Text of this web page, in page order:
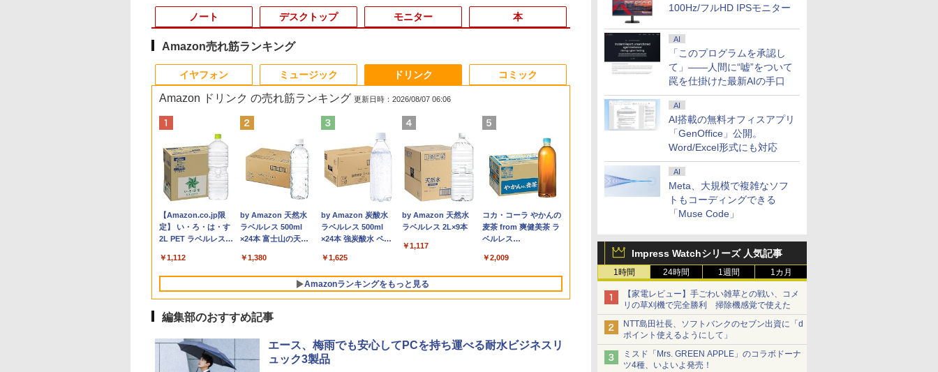
100Hz/フルHD IPSモニター
AI
「このプログラムを承認し
て」――人間に“嘘”をついて
罠を仕掛けた最新AIの手口
AI
AI搭載の無料オフィスアプリ
「GenOffice」公開。
Word/Excel形式にも対応
AI
Meta、大規模で複雑なソフ
トもコーディングできる
「Muse Code」
Impress Watchシリーズ 人気記事
1時間 24時間 1週間 1カ月
【家電レビュー】手ごわい雑草との戦い、コメ
リの草刈機で完全勝利 掃除機感覚で使えた
NTT島田社長、ソフトバンクのセブン出資に「d
ポイント使えるようにして」
ミスド「Mrs. GREEN APPLE」のコラボドーナ
ツ4種、いよいよ発売！
ノート
1
価格重視訳あり ノー
トパソコン Office付き
店長おまかせ 東芝 富
士通 NEC DELL HP等
Celeron 初めてパソコ
ンを使う方や初心者向
け メモリ4GB
HDD320GBまたは
SSD128GB
き ノートPC 1ヶ月保
ノートパソコン【中
2
【エントリーでポイン
ト10倍】 【Dランク
訳あり】中古 ノートパ
ThinkPad X390 第8世
代 Core i5 8265U メモ
リ8GB SSD 256GB
PCIe Win11 Pro 13.3
インチ フルHD WWAN
認証 顔認証 レノボ
3
DELL Latitude 5590
Core i5 8250U
1.6GHz/8GB/256GB(SSD)/15.6W/FWXGA(1366x768)/Win11
画面シミあり【中古】
DELL Latitude 3500
Core i5 8265U
1.6GHz/8GB/256GB(SSD)/15.6W/FWXGA(1366x768)/Win11
画面キズあり【中古】
￥16,500
5
HP / ノートPC / HP
ENVY x360
Convertible 15-
cp0xxx / AMD Ryzen
ド Advanced Micro
Devices, Inc.
[AMD/ATI] Raven
Ridge [Radeon Vega
メモリ 8GB【中古
良品 フルHD 15.6インチ HP ProBook 450 G9 /
Windows11/ 10コア 卓越性能 第12世代Core i5-1235u/ メ
モリー[16GB 8GB]選択可 爆速NVMe式SSD[ 256GB
512GB ]選択可/ カメラ/ 無線Wi-Fi6/ Office付き/
Win11【中古ノートパソコン 中古パソコン 中古PC】税込
7
マイクロソフト 【8/19(水)まで】特別モデル
スバスター スタンダード【3年版】 プラチナ
デスクトップ
1
ポイント10倍 中古パソ
コン デスクトップパソ
コン Windows
11【Office付】
【Windows 11 Pro
64Bit搭載】DELL
Optiplexシリーズ
Core i5搭載/4G/新品
SSD 120GB/DVD-
2
【エントリーでポイン
ト100％還元のチャン
ス】GMKtec ミニpc
G3 Pro Intel Core i3
10110U 16GB DDR4
64GBまで増設 512GB
SSD M.2 2242 最大8TB
Windows11 Pro mini
pc 4.1GHz WIFI6
応 ミニパソコン 2画面
高性能 みにpc nucbox
PC
3
[VETESA正規販売店]
デスクトップパソコン
PC 一体型 新品
Windows11 27型 Core
i7 第4世代 Office付き
メモリ16GB
SSD512GB 初期設定済
ホワイト ブラック
GMKtec GMK-K8
PLUS-32/1T-
W11Pro(8845HS)
￥124,800
5
デスクトップPC
Ryzen7 5700G メモリ
16GB SSD1TB B550
グラボなし
モニター
1
【P最大31.5%還元！】
Minifire モニター24インチ
IPS 内蔵スピーカーディスプ
レイ100Hz FHD 1080P VGA
ブルーライト軽減 フリッカ
ーフリー VESA対応 フレー
ムレス HDMI1.4／DP／VGA
コントラスト1000:1 チルト
調節可 ビジネス用 【送料無
2
ゲーミングモニター モニタ
ー 24.5インチ 24インチ
180Hz 180hz FHD フリッカ
ーレス 24.5型 FullHD ブルー
ライトカット ノングレア
HDMI Adaptive-Sync ブラッ
ク MAXZEN MGM25IC03 マ
クスゼン
DELL デル デル プロ 23.8 モ
ニター -
E2425HSM(E2425HSM)
￥14,478
4
16インチ モバイル ディスプ
レイ モニター 収納ケース付
2.5K 2560×1600 16:10
WQXGA 非光沢IPSパネル
100%sRGB広色域 HDR
FreeSync 自立無段階スタン
ド VESA対応 給電 映像伝送
超薄型 軽量725g スピーカー
内蔵 Type-C単一接続 パスス
￥20,940
【P最大31.5%還元！】
Minifire モニター24インチ
IPS 内蔵スピーカーディスプ
レイ100Hz FHD 1080P VGA
調節可 ビジネス用 【送料無
料】pcモニター (ケーブル
ゲーミングモニター モニタ
ー 24.5インチ 24インチ
180Hz 180hz FHD フリッカ
ーレス 24.5型 FullHD ブルー
ライトカット ノングレア
HDMI Adaptive-Sync ブラッ
￥11,980
3
DELL デル デル プロ 23.8 モ
E2425HSM(E2425HSM)
本
1
Aランクパーティを離
脱した俺は、元教え子
たちと迷宮深部を目指
す。（13） 【電子書
籍】[ ユーリ ]
2
異世界ウォーキング
（14） 【電子書籍】[
あるくひと ]
3
【漫画全巻セット】
【中古】遊戯王［文庫
版］ ＜1〜22巻完結＞
【中古】DRAGON
BALL（ドラゴンボー
ル） （完全版） 全34
巻完結（ジャンプコミ
ックスデラックス）
（コミック） 全巻セッ
ト
￥9,653
5
[9月上旬より発送予定]
[新品]ちいかわ なんか
小さくてかわいいやつ
(1-8巻 最新刊) 全巻セ
【全巻】 転生したらス
ライムだった件 異聞 ～
魔国暮らしのトリニテ
ィ～ 1-14巻セット （シ
乙女ゲー世界はモブに
厳しい世界です【共和
国編】 02 【電子書
籍】[ 三嶋 与夢 ]
￥924
8
異世界居酒屋「のぶ」
川 夏哉 ]
￥924
Amazon売れ筋ランキング
イヤフォン
Anker Soundcore
P40i オフホワイト
Anker Soundcore
P31i ブラック
￥5,990
Anker Soundcore
Liberty 5 ミッドナイ
トブラック
￥14,990
【2026年アップグレ
ード版】AOKIMI ワ
bluetooth イヤホン
トゥースHi-Fi 最大
36時間再生 ぶるーと
ゅーす コードレス
ク付き 防水 タッチ式
Xiaomi シャオミ
REDMI Buds 8 Lite ワ
イヤレスイヤホン
キャンセリング ANC
36時間再生
￥2,980
ミュージック
BRUCE WAYNE feat.
Flo Milli, ATL Jacob
[Explicit]
￥250
BRUCE WAYNE feat.
Flo Milli, ATL Jacob
[Explicit]
￥250
On My Road
(Stadium ver.)
￥250
On My Road
(Stadium ver.)
￥250
BUGS LIFE
￥250
ドリンク
Amazon ドリンク の売れ筋ランキング 更新日時：2026/08/07 06:06
【Amazon.co.jp限
定】 い・ろ・は・す
2L PET ラベルレス
￥1,112
by Amazon 天然水
ラベルレス 500ml
×24本 富士山の天然
ミネラルウォーター
ペットボトル 静岡県
産 500ミリリットル
(Smart Basic)
￥1,380
by Amazon 炭酸水
ラベルレス 500ml
×24本 強炭酸水 ペッ
ットル (Smart
Basic)
￥1,625
by Amazon 天然水
ラベルレス 2L×9本
￥1,117
コカ・コーラ やかんの
麦茶 from 爽健美茶 ラ
ベルレス
￥2,009
Amazonランキングをもっと見る
コミック
編集部のおすすめ記事
エース、梅雨でも安心してPCを持ち運べる耐水ビジネスリ
ュック3製品